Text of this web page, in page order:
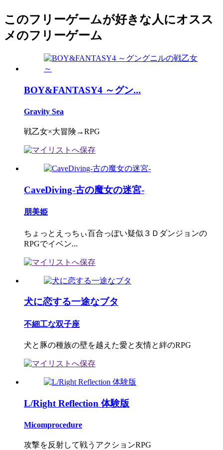
このフリーゲームが好きな人にオスス
メのフリーゲーム
BOY&FANTASY4 ～グン...
Gravity Sea
戦乙女×大冒険→RPG
CaveDiving-古の魔女の迷宮-
朋美姫
ちょっとえっちぃ百合っぽい疑似３Ｄダンジョンの
RPGでイベン...
犬に恋する一途なブタ
不細工な双子座
犬と豚の種族の壁を越えた愛と友情と絆のRPG
L/Right Reflection 体験版
Micomprocedure
攻撃を反射して戦うアクションRPG